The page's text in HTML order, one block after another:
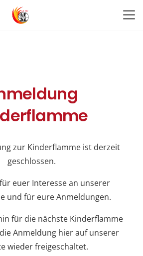
zur Kinderflamme ist derzeit
geschlossen.
euer Interesse an unserer
und für eure Anmeldungen.
für die nächste Kinderflamme
Anmeldung hier auf unserer
wieder freigeschaltet.